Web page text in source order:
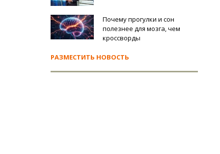
Почему прогулки и сон
полезнее для мозга, чем
кроссворды
РАЗМЕСТИТЬ НОВОСТЬ